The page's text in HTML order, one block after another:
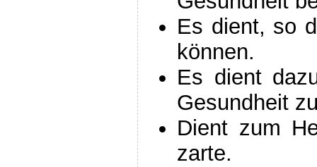
Es dient, so
können.
Es dient
Gesundheit
Dient zum
zarte.